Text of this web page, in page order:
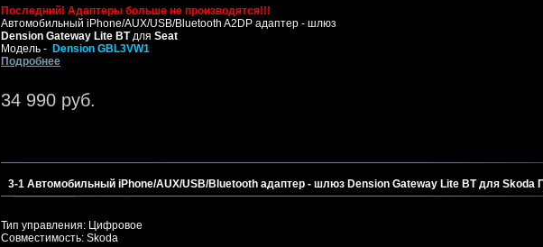
Последний! Адаптеры больше не производятся!!!
Автомобильный iPhone/AUX/USB/Bluetooth A2DP адаптер - шлюз
Dension Gateway Lite BTдля Seat
Модель - Dension GBL3VW1
Подробнее
34 990 руб.
3-1 Автомобильный iPhone/AUX/USB/Bluetooth адаптер - шлюз Dension Gateway Lite BT для Skoda
Тип управления: Цифровое
Совместимость: Skoda